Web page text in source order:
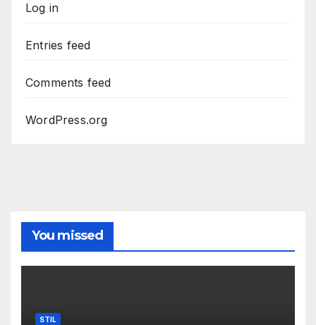
Log in
Entries feed
Comments feed
WordPress.org
You missed
STIL